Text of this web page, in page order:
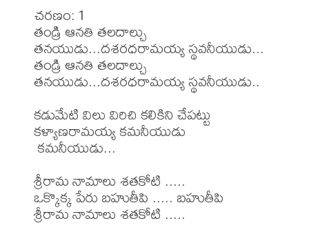
చరణం: 1
తండ్రి ఆనతి తలదాల్చు
తనయుడు...దశరధరామయ్య స్థవనీయుడు...
తండ్రి ఆనతి తలదాల్చు
తనయుడు...దశరధరామయ్య స్థవనీయుడు..
కడుమేటి విలు విరిచి కలికిని చేపట్టు
కళ్యాణరామయ్య కమనీయుడు
శ్రీరామ నామాలు శతకోటి .....
ఒక్కొక్క పేరు బహుతీపి ..... బహుతీపి
శ్రీరామ నామాలు శతకోటి .....